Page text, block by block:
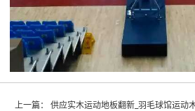
上一篇：
供应实木运动地板翻新_羽毛球馆运动